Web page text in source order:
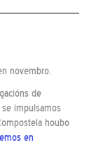
novembro.
de
impulsamos
houbo
en